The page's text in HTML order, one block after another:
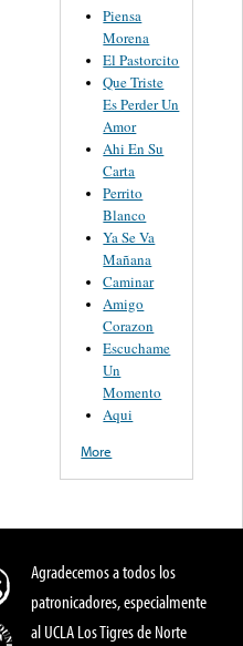
Piensa
Morena
El Pastorcito
Que Triste
Es Perder Un
Amor
Ahi En Su
Carta
Perrito
Blanco
Ya Se Va
Mañana
Caminar
Amigo
Corazon
Escuchame
Un
Momento
Aqui
More
Agradecemos a todos los
patronicadores, especialmente
al UCLA Los Tigres de Norte